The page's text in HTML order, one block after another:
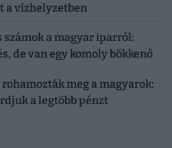
a vízhelyzetben
a magyar iparról:
de van egy komoly bökkenő
meg a magyarok:
a legtöbb pénzt